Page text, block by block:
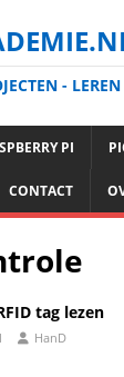
-
PI
CONTACT
tag lezen
HanD